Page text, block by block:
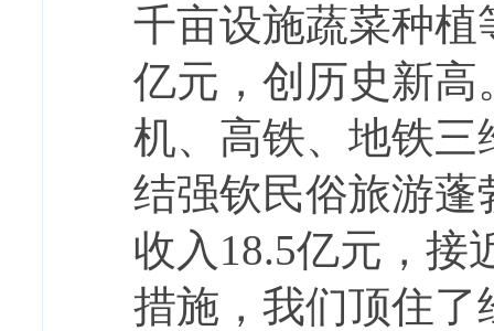
千亩设施蔬菜种植
亿元，创历史新
机、高铁、地铁
结强钦民俗旅游蓬
收入18.5亿元，接
措施，我们顶住